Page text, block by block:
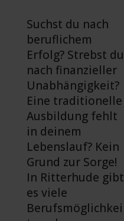
Suchst du nach
beruflichem
Erfolg? Strebst du
nach finanzieller
Unabhängigkeit?
Eine traditionelle
Ausbildung fehlt
in deinem
Lebenslauf? Kein
Grund zur Sorge!
In Ritterhude gibt
es viele
Berufsmöglichkei